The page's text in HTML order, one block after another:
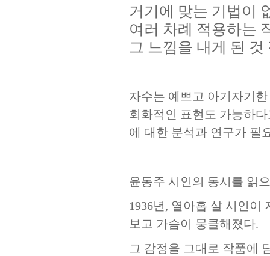
거기에 맞는 기법이
여러 차례 적용하는
그 느낌을 내게 된 것
자수는 예쁘고 아기자기
회화적인 표현도 가능하
에 대한 분석과 연구가 필
윤동주 시인의 동시를 읽
1936년, 열아홉 살 시인이
보고 가슴이 뭉클해졌다.
그 감정을 그대로 작품에